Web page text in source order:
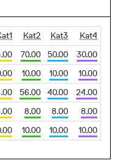
Kat2 Kat3
Kat4
70.00 50.00
30.00
10.00 10.00
10.00
56.00 40.00
24.00
8.00 8.00
8.00
10.00 10.00 10.00